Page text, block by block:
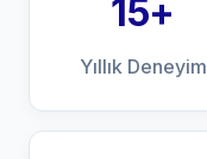
15+
Yıllık Deneyim